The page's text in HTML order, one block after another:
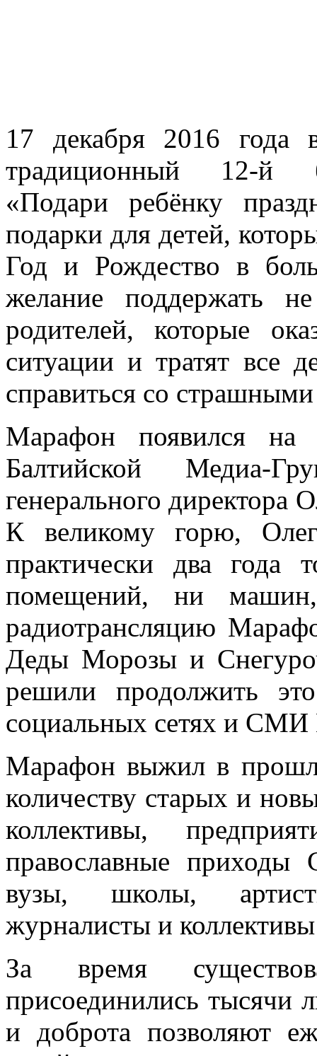
17 декабря 2016 года
традиционный 12-й
«Подари ребёнку
подарки для детей,
Год и Рождество в
желание поддержать
родителей, которые
ситуации и тратят все
справиться со
Марафон появился на
Балтийской Медиа-
генерального директора
К великому горю,
практически два года
помещений, ни
радиотрансляцию
Деды Морозы и
решили продолжить
социальных сетях и СМИ
Марафон выжил в
количеству старых и
коллективы,
православные приходы
вузы, школы,
журналисты и
За время
присоединились тысячи
и доброта позволяют